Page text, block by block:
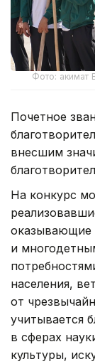
Фото: акимат
Почетное
внесшим
На конкурс
оказывающие
и
населения,
от
учитывается
в сферах
культуры,